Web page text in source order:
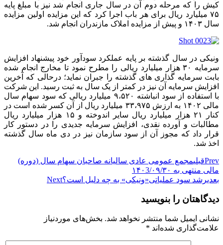
کیش را که مرحله دوم آن در سال جاری انجام شد نیز با مبلغ پایه
۷۵ میلیارد ریال برای هر باب اجرا کرد که این مزایده اولین مزایده
سال ۱۴۰۳ و پیش از مزایده املاک مازندران انجام شد.
ونیکی در سال گذشته بر پایه عملکرد سودآور خود پیشنهاد افزایش
سرمایه ۳۰ هزار میلیارد ریالی را مطرح نمود تا مخارج انجام شده
بابت سرمایه گذاری های گذشته را جبران نماید؛ درحالی که آخرین
افزایش سرمایه آن نیز در کمتر از یک سال به ثبت رسید. این شرکت
با استفاده از سود انباشته ۹،۵۲۰ میلیارد ریالی که سود سهام سال
مالی ۱۴۰۲ به ارزش ۳۳،۹۷۵ میلیارد ریال از آن کسر شده است در
کنار ۲۱ هزار میلیارد ریال سایر اندوخته و ۱۵ هزار میلیارد ریال
مطالبات و آورده نقدی، افزایش سرمایه جدیدی را در دستور کار
قرار داد که مجوز آن از سود سازمان نیز در دی ماه سال گذشته
اخذ شد.
Prevقبلیمجمع عمومی عادی سالیانه صاحبان سهام سال (دوره)
مالی منتهی به ۱۴۰3/۰۹/۳۰
بعدیرشد سود عملیاتی«ونیکی» به چه دلیل است؟Next
دیدگاهتان را بنویسید
نشانی ایمیل شما منتشر نخواهد شد. بخش‌های موردنیاز
علامت‌گذاری شده‌اند *